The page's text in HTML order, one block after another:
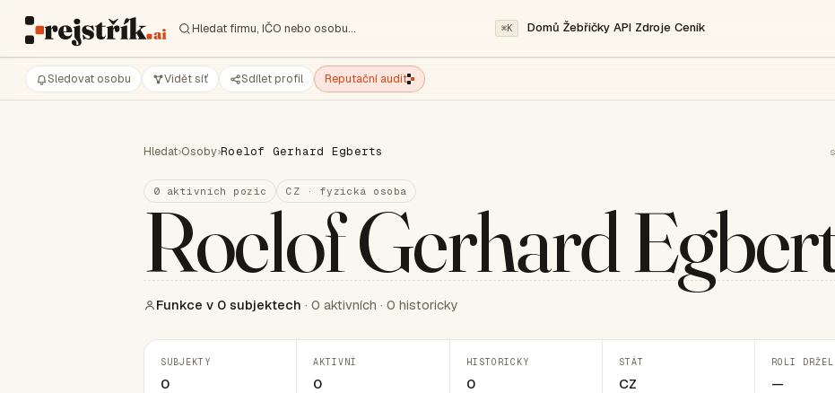
Hledat firmu, IČO nebo osobu… ⌘K Domů Žebříčky API Zdroje Ceník
Sledovat osobu Vidět síť Sdílet profil Reputační audit
Hledat›Osoby›Roelof Gerhard Egberts
0 aktivních pozic CZ · fyzická osoba
Roelof Gerhard
Funkce v 0 subjektech · 0 aktivních · 0 historicky
SUBJEKTY
0
AKTIVNÍ
0
HISTORICKY
0
STÁT
CZ
ROLI
—